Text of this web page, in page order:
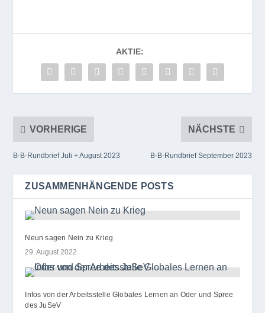
AKTIE:
VORHERIGE
B‑B-Rundbrief Juli + August 2023
NÄCHSTE
B‑B-Rundbrief September 2023
ZUSAMMENHÄNGENDE POSTS
Neun sagen Nein zu Krieg
29. August 2022
Infos von der Arbeitsstelle Globales Lernen an Oder und Spree
des JuSeV